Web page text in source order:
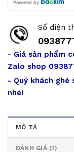
Powered by
Số điện
- Giá sản phẩm
Zalo shop
- Quý khách ghé
nhé!
MÔ TẢ
ĐÁNH GIÁ (1)